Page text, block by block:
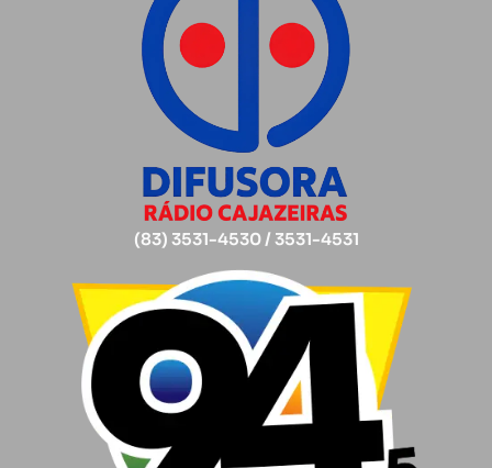
(83) 3531-4530 / 3531-4531